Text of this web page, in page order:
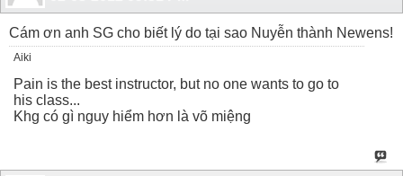
Cám ơn anh SG cho biết lý do tại sao Nuyễn thành Newens!
Aiki
Pain is the best instructor, but no one wants to go to
his class...
Khg có gì nguy hiểm hơn là võ miệng